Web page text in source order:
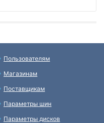
Пользователям
Магазинам
Поставщикам
Параметры шин
Параметры дисков